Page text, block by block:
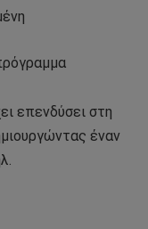
επενδύσει στη
έναν